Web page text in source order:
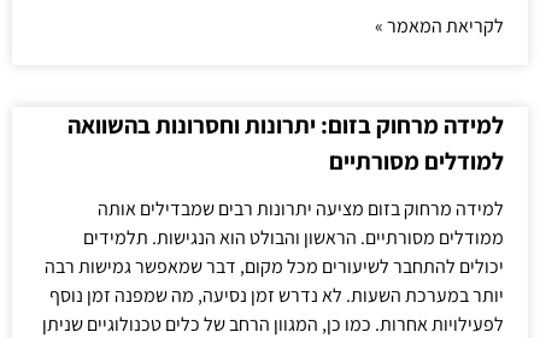
לקריאת המאמר »
למידה מרחוק בזום: יתרונות וחסרונות בהשוואה
למודלים מסורתיים
למידה מרחוק בזום מציעה יתרונות רבים שמבדילים אותה
ממודלים מסורתיים. הראשון והבולט הוא הנגישות. תלמידים
יכולים להתחבר לשיעורים מכל מקום, דבר שמאפשר גמישות רבה
יותר במערכת השעות. לא נדרש זמן נסיעה, מה שמפנה זמן נוסף
לפעילויות אחרות. כמו כן, המגוון הרחב של כלים טכנולוגיים שניתן